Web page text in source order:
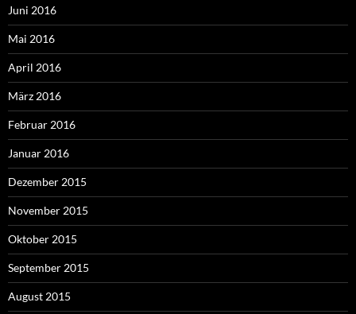
Juni 2016
Mai 2016
April 2016
März 2016
Februar 2016
Januar 2016
Dezember 2015
November 2015
Oktober 2015
September 2015
August 2015